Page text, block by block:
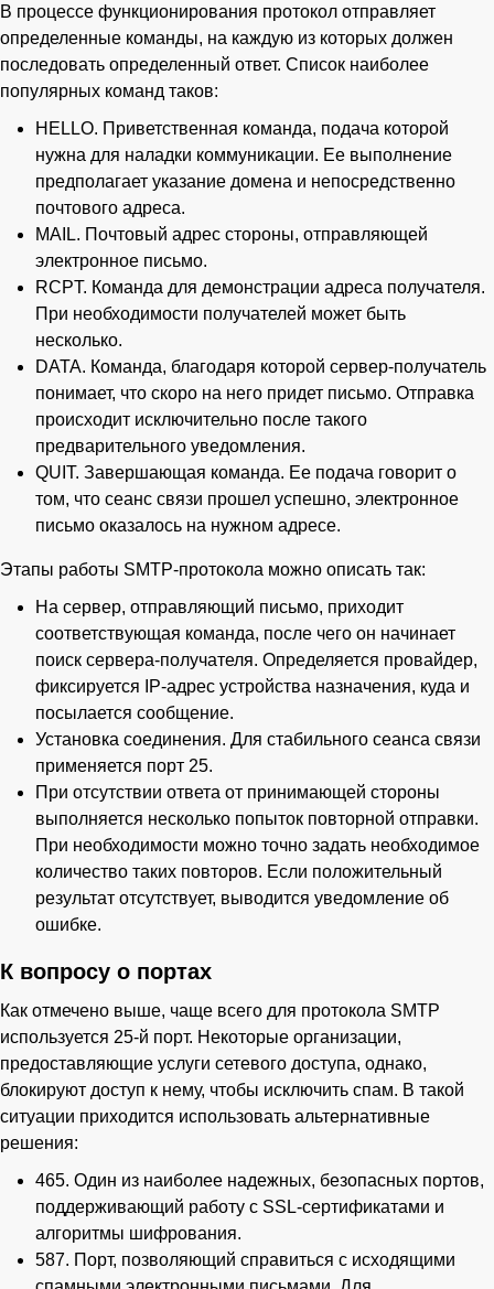
В процессе функционирования протокол отправляет
определенные команды, на каждую из которых должен
последовать определенный ответ. Список наиболее
популярных команд таков:
HELLO. Приветственная команда, подача которой
нужна для наладки коммуникации. Ее выполнение
предполагает указание домена и непосредственно
почтового адреса.
MAIL. Почтовый адрес стороны, отправляющей
электронное письмо.
RCPT. Команда для демонстрации адреса получателя.
При необходимости получателей может быть
несколько.
DATA. Команда, благодаря которой сервер-получатель
понимает, что скоро на него придет письмо. Отправка
происходит исключительно после такого
предварительного уведомления.
QUIT. Завершающая команда. Ее подача говорит о
том, что сеанс связи прошел успешно, электронное
письмо оказалось на нужном адресе.
Этапы работы SMTP-протокола можно описать так:
На сервер, отправляющий письмо, приходит
соответствующая команда, после чего он начинает
поиск сервера-получателя. Определяется провайдер,
фиксируется IP-адрес устройства назначения, куда и
посылается сообщение.
Установка соединения. Для стабильного сеанса связи
применяется порт 25.
При отсутствии ответа от принимающей стороны
выполняется несколько попыток повторной отправки.
При необходимости можно точно задать необходимое
количество таких повторов. Если положительный
результат отсутствует, выводится уведомление об
ошибке.
К вопросу о портах
Как отмечено выше, чаще всего для протокола SMTP
используется 25-й порт. Некоторые организации,
предоставляющие услуги сетевого доступа, однако,
блокируют доступ к нему, чтобы исключить спам. В такой
ситуации приходится использовать альтернативные
решения:
465. Один из наиболее надежных, безопасных портов,
поддерживающий работу с SSL-сертификатами и
алгоритмы шифрования.
587. Порт, позволяющий справиться с исходящими